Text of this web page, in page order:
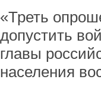
«Треть
допустить
главы
населения